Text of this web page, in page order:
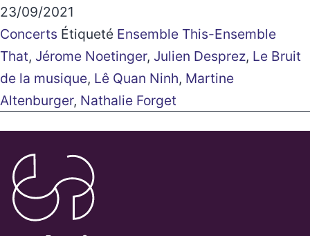
23/09/2021
Concerts Étiqueté Ensemble This-Ensemble
That, Jérome Noetinger, Julien Desprez, Le Bruit
de la musique, Lê Quan Ninh, Martine
Altenburger, Nathalie Forget